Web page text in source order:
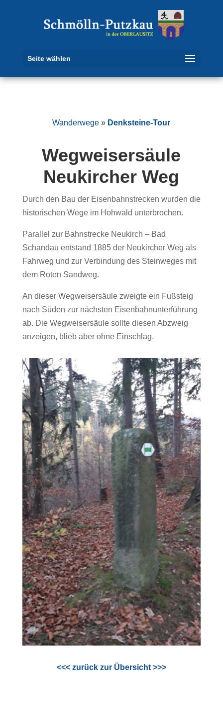
Seite wählen
Wanderwege » Denksteine-Tour
Wegweisersäule
Neukircher Weg
Durch den Bau der Eisenbahnstrecken wurden die
historischen Wege im Hohwald unterbrochen.
Parallel zur Bahnstrecke Neukirch – Bad
Schandau entstand 1885 der Neukircher Weg als
Fahrweg und zur Verbindung des Steinweges mit
dem Roten Sandweg.
An dieser Wegweisersäule zweigte ein Fußsteig
nach Süden zur nächsten Eisenbahnunterführung
ab. Die Wegweisersäule sollte diesen Abzweig
anzeigen, blieb aber ohne Einschlag.
<<< zurück zur Übersicht >>>